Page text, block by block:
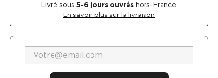
Livré sous 5-6 jours ouvréshors-France.
En savoir plus sur la livraison